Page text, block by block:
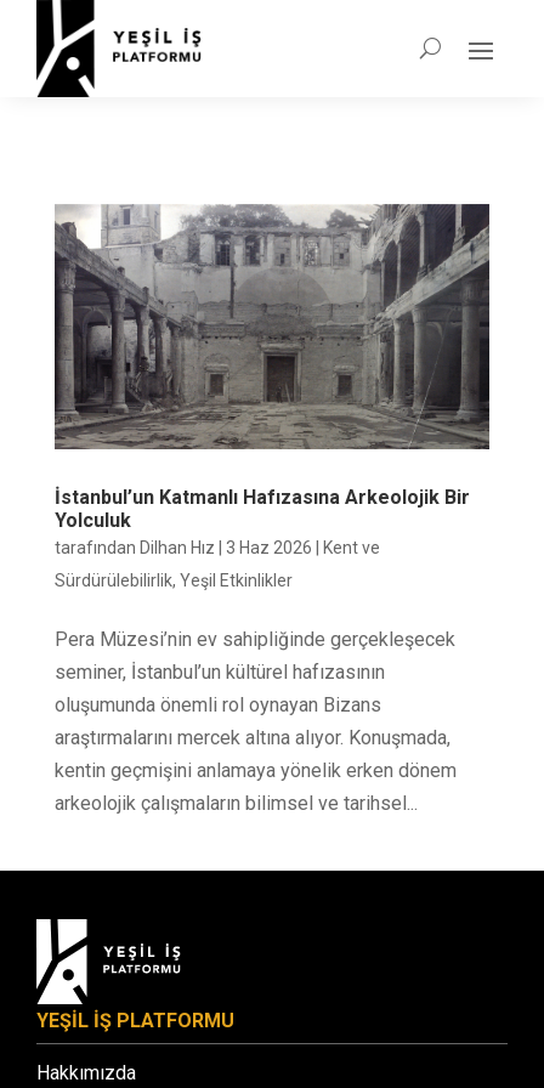
İstanbul’un Katmanlı Hafızasına Arkeolojik Bir
Yolculuk
tarafından Dilhan Hız | 3 Haz 2026 | Kent ve
Sürdürülebilirlik, Yeşil Etkinlikler
Pera Müzesi’nin ev sahipliğinde gerçekleşecek
seminer, İstanbul’un kültürel hafızasının
oluşumunda önemli rol oynayan Bizans
araştırmalarını mercek altına alıyor. Konuşmada,
kentin geçmişini anlamaya yönelik erken dönem
arkeolojik çalışmaların bilimsel ve tarihsel...
YEŞİL İŞ PLATFORMU
Hakkımızda